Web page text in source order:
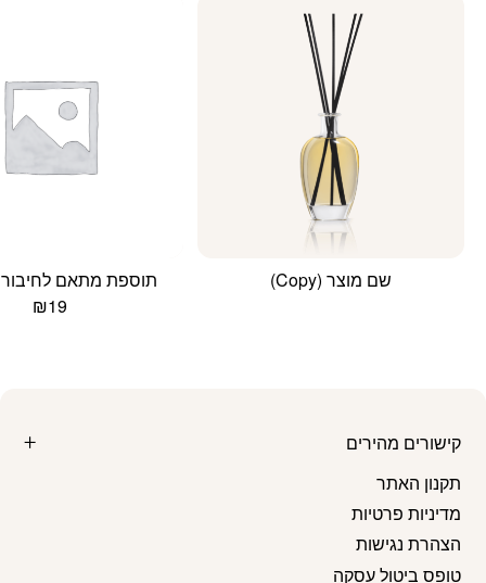
שם מוצר (Copy)
תוספת מתאם
₪19
קישורים מהירים
תקנון האתר
מדיניות פרטיות
הצהרת נגישות
טופס ביטול עסקה